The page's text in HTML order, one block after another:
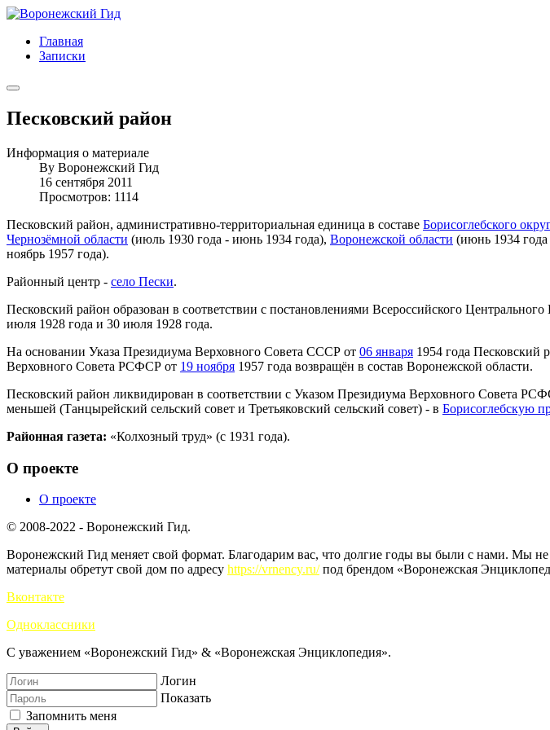
Главная
Записки
Песковский район
Информация о материале
By Воронежский Гид
16 сентября 2011
Просмотров: 1114
Песковский район, административно-территориальная единица в составе Борисоглебского
Чернозёмной области (июль 1930 года - июнь 1934 года), Воронежской области (июнь 1934 года
ноябрь 1957 года).
Районный центр - село Пески.
Песковский район образован в соответствии с постановлениями Всероссийского
июля 1928 года и 30 июля 1928 года.
На основании Указа Президиума Верховного Совета СССР от 06 января 1954 года Песковский
Верховного Совета РСФСР от 19 ноября 1957 года возвращён в состав Воронежской области.
Песковский район ликвидирован в соответствии с Указом Президиума Верховного Совета
меньшей (Танцырейский сельский совет и Третьяковский сельский совет) - в Борисоглебскую
Районная газета: «Колхозный труд» (с 1931 года).
О проекте
О проекте
© 2008-2022 - Воронежский Гид.
Воронежский Гид меняет свой формат. Благодарим вас, что долгие годы вы были с нами. Мы
материалы обретут свой дом по адресу https://vrnency.ru/под брендом «Воронежская
Вконтакте
Одноклассники
С уважением «Воронежский Гид» & «Воронежская Энциклопедия».
Логин
Показать
Запомнить меня